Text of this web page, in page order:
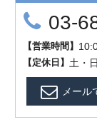
03-
【営業時間 】
【定休日 】 土・
メール